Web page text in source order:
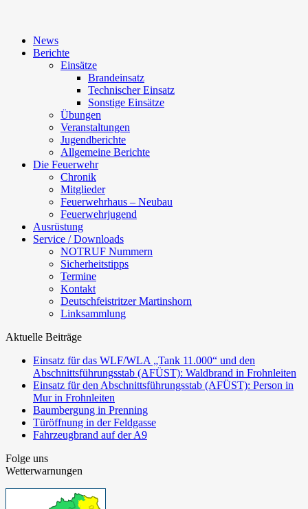
News
Berichte
Einsätze
Brandeinsatz
Technischer Einsatz
Sonstige Einsätze
Übungen
Veranstaltungen
Jugendberichte
Allgemeine Berichte
Die Feuerwehr
Chronik
Mitglieder
Feuerwehrhaus – Neubau
Feuerwehrjugend
Ausrüstung
Service / Downloads
NOTRUF Nummern
Sicherheitstipps
Termine
Kontakt
Deutschfeistritzer Martinshorn
Linksammlung
Aktuelle Beiträge
Einsatz für das WLF/WLA „Tank 11.000“ und den
Abschnittsführungsstab (AFÜST): Waldbrand in Frohnleiten
Einsatz für den Abschnittsführungsstab (AFÜST): Person in
Mur in Frohnleiten
Baumbergung in Prenning
Türöffnung in der Feldgasse
Fahrzeugbrand auf der A9
Folge uns
Wetterwarnungen